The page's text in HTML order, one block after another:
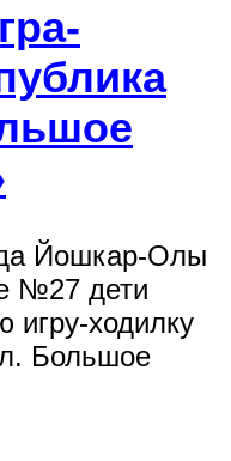
Йошкар-Олы
№27 дети
игру-ходилку
Большое